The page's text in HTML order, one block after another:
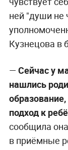
ней "души не
Кузнецова в
— Сейчас у
нашлись
подход к
сообщила
в приёмные